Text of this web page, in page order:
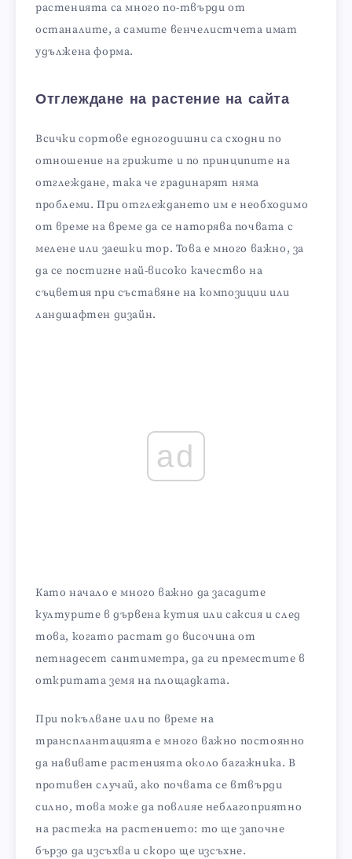
растенията са много по-твърди от
останалите, а самите венчелистчета имат
удължена форма.
Отглеждане на растение на сайта
Всички сортове едногодишни са сходни по
отношение на грижите и по принципите на
отглеждане, така че градинарят няма
проблеми. При отглеждането им е необходимо
от време на време да се наторява почвата с
мелене или заешки тор. Това е много важно, за
да се постигне най-високо качество на
съцветия при съставяне на композиции или
ландшафтен дизайн.
ad
Като начало е много важно да засадите
културите в дървена кутия или саксия и след
това, когато растат до височина от
петнадесет сантиметра, да ги преместите в
откритата земя на площадката.
При покълване или по време на
трансплантацията е много важно постоянно
да навивате растенията около багажника. В
противен случай, ако почвата се втвърди
силно, това може да повлияе неблагоприятно
на растежа на растението: то ще започне
бързо да изсъхва и скоро ще изсъхне.